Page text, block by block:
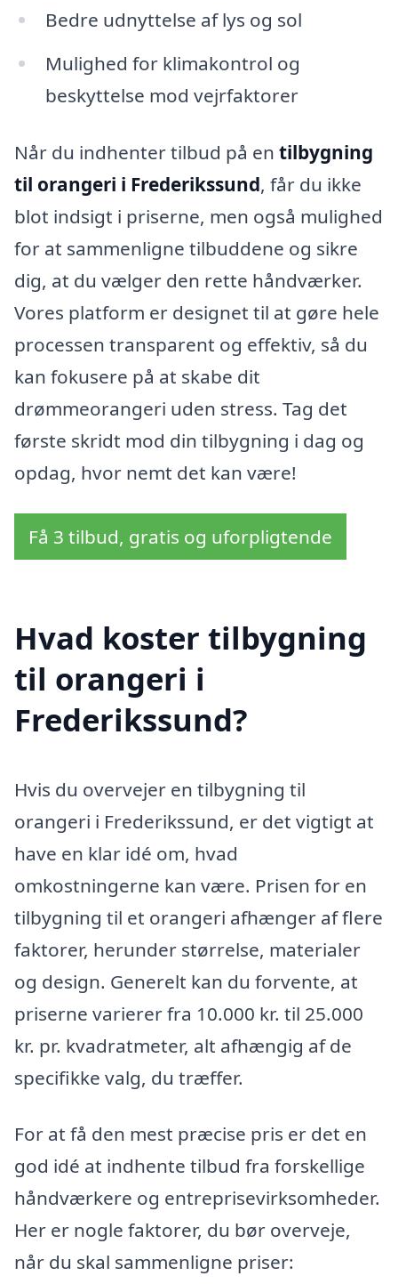
Bedre udnyttelse af lys og sol
Mulighed for klimakontrol og
beskyttelse mod vejrfaktorer
Når du indhenter tilbud på en tilbygning
til orangeri i Frederikssund, får du ikke
blot indsigt i priserne, men også mulighed
for at sammenligne tilbuddene og sikre
dig, at du vælger den rette håndværker.
Vores platform er designet til at gøre hele
processen transparent og effektiv, så du
kan fokusere på at skabe dit
drømmeorangeri uden stress. Tag det
første skridt mod din tilbygning i dag og
opdag, hvor nemt det kan være!
Få 3 tilbud, gratis og uforpligtende
Hvad koster tilbygning
til orangeri i
Frederikssund?
Hvis du overvejer en tilbygning til
orangeri i Frederikssund, er det vigtigt at
have en klar idé om, hvad
omkostningerne kan være. Prisen for en
tilbygning til et orangeri afhænger af flere
faktorer, herunder størrelse, materialer
og design. Generelt kan du forvente, at
priserne varierer fra 10.000 kr. til 25.000
kr. pr. kvadratmeter, alt afhængig af de
specifikke valg, du træffer.
For at få den mest præcise pris er det en
god idé at indhente tilbud fra forskellige
håndværkere og entreprisevirksomheder.
Her er nogle faktorer, du bør overveje,
når du skal sammenligne priser: